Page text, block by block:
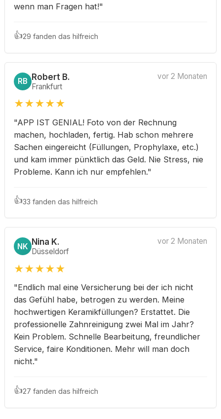
wenn man Fragen hat!"
👍29 fanden das hilfreich
RB Robert B.
Frankfurt
vor 2 Monaten
★★★★★
"APP IST GENIAL! Foto von der Rechnung
machen, hochladen, fertig. Hab schon mehrere
Sachen eingereicht (Füllungen, Prophylaxe, etc.)
und kam immer pünktlich das Geld. Nie Stress, nie
Probleme. Kann ich nur empfehlen."
👍33 fanden das hilfreich
NK Nina K.
Düsseldorf
vor 2 Monaten
★★★★★
"Endlich mal eine Versicherung bei der ich nicht
das Gefühl habe, betrogen zu werden. Meine
hochwertigen Keramikfüllungen? Erstattet. Die
professionelle Zahnreinigung zwei Mal im Jahr?
Kein Problem. Schnelle Bearbeitung, freundlicher
Service, faire Konditionen. Mehr will man doch
nicht."
👍27 fanden das hilfreich